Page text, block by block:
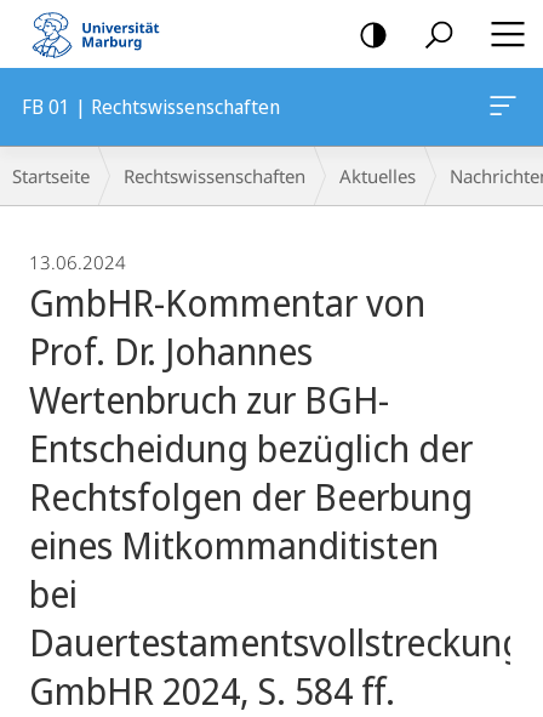
Mobile-
Navigation
FB 01 | Rechtswissenschaften
Breadcrumb-
Navigation
Startseite Rechtswissenschaften Aktuelles
13.06.2024
GmbHR-Kommentar von
Prof. Dr. Johannes
Wertenbruch zur BGH-
Entscheidung bezüglich der
Rechtsfolgen der Beerbung
eines Mitkommanditisten
bei
Dauertestamentsvollstreckung,
GmbHR 2024, S. 584 ff.